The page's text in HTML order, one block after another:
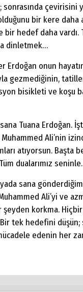
sonrasında çevirisini
bir kere daha
bir hedef daha vardı.
dinletmek…
Erdoğan onun
gezmediğinin,
bisikleti ve koşu
Tuana Erdoğan.
Ali’nin
atıyorsun.
dualarımız seninle.
sana
Ali’yi ve
şeyden korkma.
tek hedefini
edenin her